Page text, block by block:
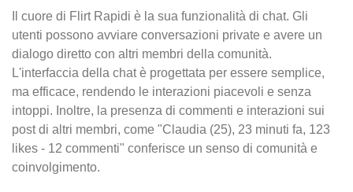
Il cuore di Flirt Rapidi è la sua funzionalità di chat. Gli
utenti possono avviare conversazioni private e avere un
dialogo diretto con altri membri della comunità.
L'interfaccia della chat è progettata per essere semplice,
ma efficace, rendendo le interazioni piacevoli e senza
intoppi. Inoltre, la presenza di commenti e interazioni sui
post di altri membri, come "Claudia (25), 23 minuti fa, 123
likes - 12 commenti" conferisce un senso di comunità e
coinvolgimento.